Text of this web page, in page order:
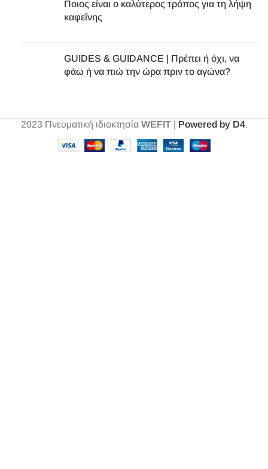
Ποιος είναι ο καλύτερος τρόπος για τη λήψη
καφεΐνης
GUIDES & GUIDANCE | Πρέπει ή όχι, να
φάω ή να πιώ την ώρα πριν το αγώνα?
2023 Πνευματική ιδιοκτησία WEFIT| Powered by D4.